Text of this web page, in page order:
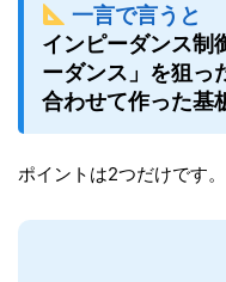
一言で言うと
インピーダンス制
ーダンス」を狙っ
合わせて作った基
ポイントは2つだけです。